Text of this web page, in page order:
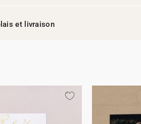
et livraison